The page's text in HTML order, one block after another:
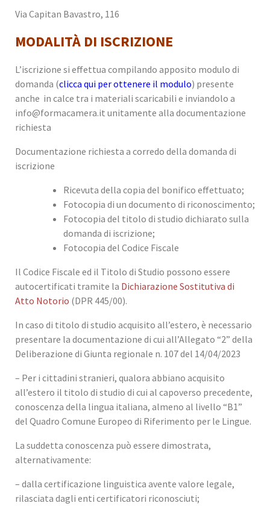
Via Capitan Bavastro, 116
MODALITÀ DI ISCRIZIONE
L’iscrizione si effettua compilando apposito modulo di
domanda (clicca qui per ottenere il modulo) presente
anche in calce tra i materiali scaricabili e inviandolo a
info@formacamera.it unitamente alla documentazione
richiesta
Documentazione richiesta a corredo della domanda di
iscrizione
Ricevuta della copia del bonifico effettuato;
Fotocopia di un documento di riconoscimento;
Fotocopia del titolo di studio dichiarato sulla
domanda di iscrizione;
Fotocopia del Codice Fiscale
Il Codice Fiscale ed il Titolo di Studio possono essere
autocertificati tramite la Dichiarazione Sostitutiva di
Atto Notorio (DPR 445/00).
In caso di titolo di studio acquisito all’estero, è necessario
presentare la documentazione di cui all’Allegato “2” della
Deliberazione di Giunta regionale n. 107 del 14/04/2023
– Per i cittadini stranieri, qualora abbiano acquisito
all’estero il titolo di studio di cui al capoverso precedente,
conoscenza della lingua italiana, almeno al livello “B1”
del Quadro Comune Europeo di Riferimento per le Lingue.
La suddetta conoscenza può essere dimostrata,
alternativamente:
– dalla certificazione linguistica avente valore legale,
rilasciata dagli enti certificatori riconosciuti;